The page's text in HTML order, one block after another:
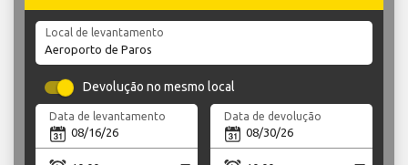
Local de levantamento
Devolução no mesmo local
Data de levantamento Data de devolução